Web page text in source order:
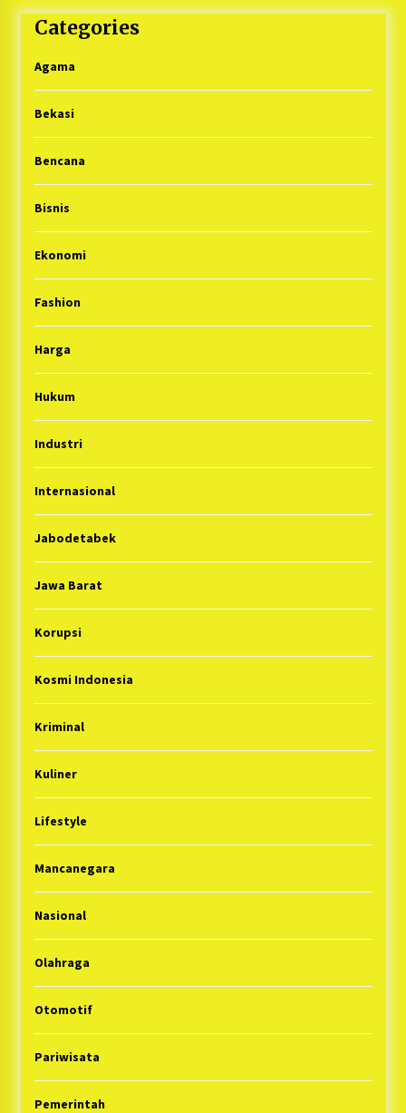
Categories
Agama
Bekasi
Bencana
Bisnis
Ekonomi
Fashion
Harga
Hukum
Industri
Internasional
Jabodetabek
Jawa Barat
Korupsi
Kosmi Indonesia
Kriminal
Kuliner
Lifestyle
Mancanegara
Nasional
Olahraga
Otomotif
Pariwisata
Pemerintah